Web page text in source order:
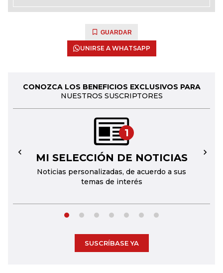
GUARDAR
UNIRSE A WHATSAPP
CONOZCA LOS BENEFICIOS EXCLUSIVOS PARA
NUESTROS SUSCRIPTORES
1
MI SELECCIÓN DE NOTICIAS
Noticias personalizadas, de acuerdo a sus
temas de interés
← →
SUSCRÍBASE YA